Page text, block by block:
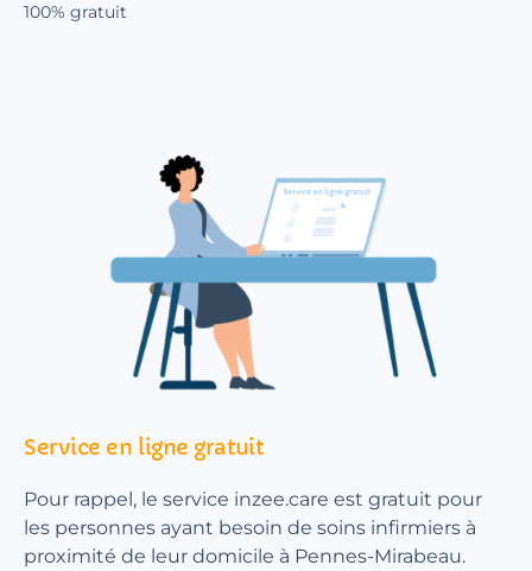
100% gratuit
Service en ligne gratuit
Pour rappel, le service inzee.care est gratuit pour
les personnes ayant besoin de soins infirmiers à
proximité de leur domicile à Pennes-Mirabeau.